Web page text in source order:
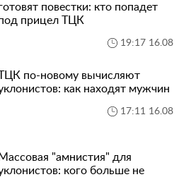
повестки: кто попадет
прицел ТЦК
19:17 16.08
ТЦК по-новому вычисляют
как находят мужчин
17:11 16.08
Массовая "амнистия" для
кого больше не